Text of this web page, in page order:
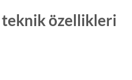
teknik özellikleri